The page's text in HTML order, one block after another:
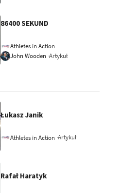
86400 SEKUND
Athletes in Action
John Wooden Artykuł
Łukasz Janik
Athletes in Action Artykuł
Rafał Haratyk